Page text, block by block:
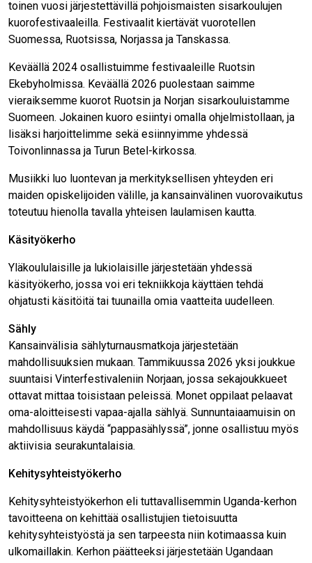
toinen vuosi järjestettävillä pohjoismaisten sisarkoulujen
kuorofestivaaleilla. Festivaalit kiertävät vuorotellen
Suomessa, Ruotsissa, Norjassa ja Tanskassa.
Keväällä 2024 osallistuimme festivaaleille Ruotsin
Ekebyholmissa. Keväällä 2026 puolestaan saimme
vieraiksemme kuorot Ruotsin ja Norjan sisarkouluistamme
Suomeen. Jokainen kuoro esiintyi omalla ohjelmistollaan, ja
lisäksi harjoittelimme sekä esiinnyimme yhdessä
Toivonlinnassa ja Turun Betel-kirkossa.
Musiikki luo luontevan ja merkityksellisen yhteyden eri
maiden opiskelijoiden välille, ja kansainvälinen vuorovaikutus
toteutuu hienolla tavalla yhteisen laulamisen kautta.
Käsityökerho
Yläkoululaisille ja lukiolaisille järjestetään yhdessä
käsityökerho, jossa voi eri tekniikkoja käyttäen tehdä
ohjatusti käsitöitä tai tuunailla omia vaatteita uudelleen.
Sähly
Kansainvälisia sählyturnausmatkoja järjestetään
mahdollisuuksien mukaan. Tammikuussa 2026 yksi joukkue
suuntaisi Vinterfestivaleniin Norjaan, jossa sekajoukkueet
ottavat mittaa toisistaan peleissä. Monet oppilaat pelaavat
oma-aloitteisesti vapaa-ajalla sählyä. Sunnuntaiaamuisin on
mahdollisuus käydä “pappasählyssä”, jonne osallistuu myös
aktiivisia seurakuntalaisia.
Kehitysyhteistyökerho
Kehitysyhteistyökerhon eli tuttavallisemmin Uganda-kerhon
tavoitteena on kehittää osallistujien tietoisuutta
kehitysyhteistyöstä ja sen tarpeesta niin kotimaassa kuin
ulkomaillakin. Kerhon päätteeksi järjestetään Ugandaan